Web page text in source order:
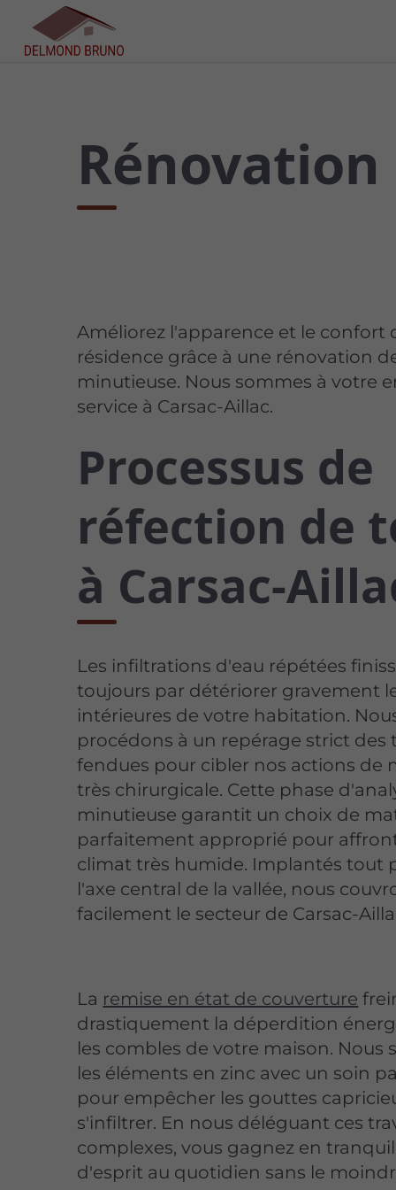
Améliorez l'apparence et le confort
résidence grâce à une rénovation
minutieuse. Nous sommes à votre
service à Carsac-Aillac.
Processus de
réfection de
à Carsac-
Les infiltrations d'eau répétées
toujours par détériorer gravement
intérieures de votre habitation.
procédons à un repérage strict des
fendues pour cibler nos actions de
très chirurgicale. Cette phase
minutieuse garantit un choix de
parfaitement approprié pour
climat très humide. Implantés tout
l'axe central de la vallée, nous
facilement le secteur de Carsac-
La remise en état de couverture
drastiquement la déperdition
les combles de votre maison. Nous
les éléments en zinc avec un soin
pour empêcher les gouttes
s'infiltrer. En nous déléguant ces
complexes, vous gagnez en
d'esprit au quotidien sans le